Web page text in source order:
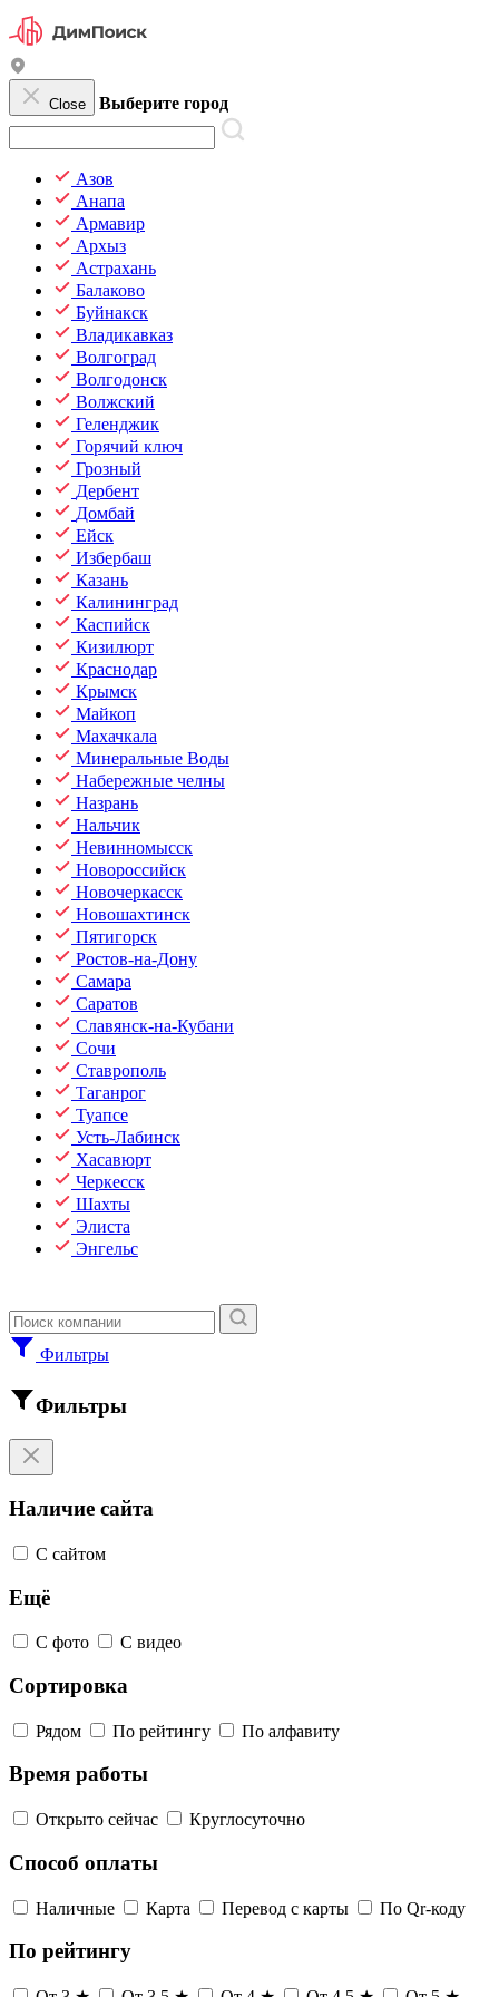
Close Выберите город
Азов
Анапа
Армавир
Архыз
Астрахань
Балаково
Буйнакск
Владикавказ
Волгоград
Волгодонск
Волжский
Геленджик
Горячий ключ
Грозный
Дербент
Домбай
Ейск
Избербаш
Казань
Калининград
Каспийск
Кизилюрт
Краснодар
Крымск
Майкоп
Махачкала
Минеральные Воды
Набережные челны
Назрань
Нальчик
Невинномысск
Новороссийск
Новочеркасск
Новошахтинск
Пятигорск
Ростов-на-Дону
Самара
Саратов
Славянск-на-Кубани
Сочи
Ставрополь
Таганрог
Туапсе
Усть-Лабинск
Хасавюрт
Черкесск
Шахты
Элиста
Энгельс
Фильтры
Фильтры
Наличие сайта
С сайтом
Ещё
С фото С видео
Сортировка
Рядом По рейтингу По алфавиту
Время работы
Открыто сейчас Круглосуточно
Способ оплаты
Наличные Карта Перевод с карты По Qr-коду
По рейтингу